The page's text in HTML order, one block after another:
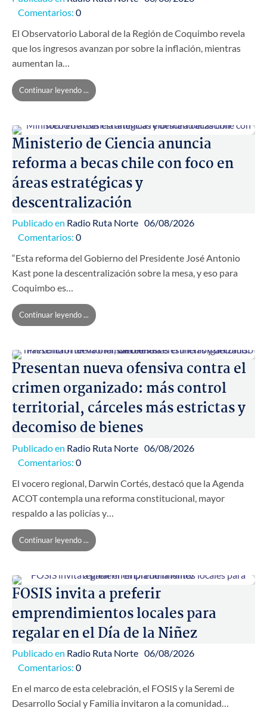
Comentarios: 0
El Observatorio Laboral de la Región de Coquimbo revela
que los ingresos avanzan por sobre la inflación, mientras
aumentan la…
Continuar leyendo ...
Ministerio de Ciencia anuncia
reforma a becas chile con foco en
áreas estratégicas y
descentralización
Publicado en Radio Ruta Norte 06/08/2026
Comentarios: 0
“Esta reforma del Gobierno del Presidente José Antonio
Kast pone la descentralización sobre la mesa, y eso para
Coquimbo es…
Continuar leyendo ...
Presentan nueva ofensiva contra el
crimen organizado: más control
territorial, cárceles más estrictas y
decomiso de bienes
Publicado en Radio Ruta Norte 06/08/2026
Comentarios: 0
El vocero regional, Darwin Cortés, destacó que la Agenda
ACOT contempla una reforma constitucional, mayor
respaldo a las policías y…
Continuar leyendo ...
FOSIS invita a preferir
emprendimientos locales para
regalar en el Día de la Niñez
Publicado en Radio Ruta Norte 06/08/2026
Comentarios: 0
En el marco de esta celebración, el FOSIS y la Seremi de
Desarrollo Social y Familia invitaron a la comunidad…